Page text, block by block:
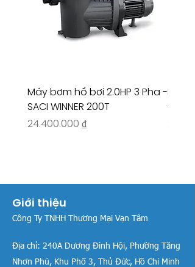
Máy bơm hồ bơi 2.0HP 3 Pha -
SACI WINNER 200T
Giá
24.400.000 ₫
Máy
-
Giới thiệu
Công Ty TNHH Thương Mại Vạn Tâm
Địa chỉ: 240A Dương Đình Hội, Phường Tăng
Nhơn Phú, Khu Phố 3, Thủ Đức, Hồ Chí Minh